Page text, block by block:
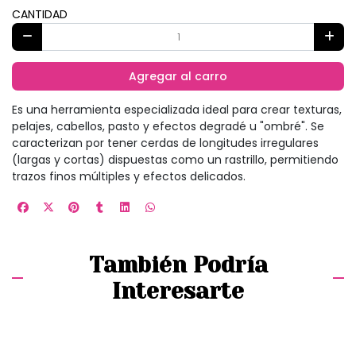
CANTIDAD
Agregar al carro
Es una herramienta especializada ideal para crear texturas,
pelajes, cabellos, pasto y efectos degradé u "ombré". Se
caracterizan por tener cerdas de longitudes irregulares
(largas y cortas) dispuestas como un rastrillo, permitiendo
trazos finos múltiples y efectos delicados.
También Podría
Interesarte